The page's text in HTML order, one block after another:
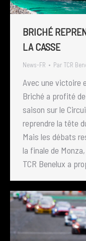
BRICHÉ
LA CASSE
News-FR Par TCR
Avec une victoire
Briché a profité
saison sur le
reprendre la tête
Mais les débats
la finale de
TCR Benelux a